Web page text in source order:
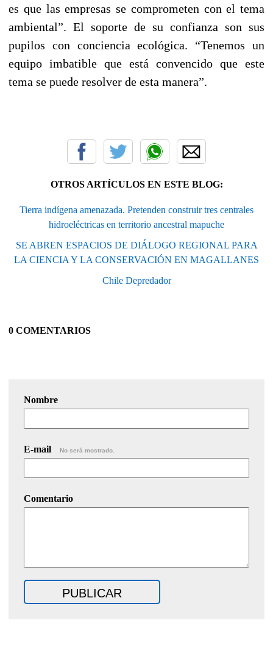
es que las empresas se comprometen con el tema
ambiental”. El soporte de su confianza son sus
pupilos con conciencia ecológica. “Tenemos un
equipo imbatible que está convencido que este
tema se puede resolver de esta manera”.
OTROS ARTÍCULOS EN ESTE BLOG:
Tierra indígena amenazada. Pretenden construir tres centrales
hidroeléctricas en territorio ancestral mapuche
SE ABREN ESPACIOS DE DIÁLOGO REGIONAL PARA
LA CIENCIA Y LA CONSERVACIÓN EN MAGALLANES
Chile Depredador
0 COMENTARIOS
Nombre
E-mail No será mostrado.
Comentario